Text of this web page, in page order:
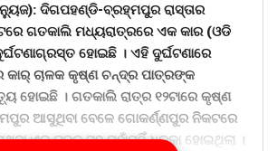
ଦିଗପହଣ୍ଡି-ବ୍ରହ୍ମପୁର ରାସ୍ତାର
ଗତକାଲି ମଧ୍ୟରାତ୍ରରେ ଏକ କାର (ଓଡି
ହୋଇଛି । ଏହି ଦୁର୍ଘଟଣାରେ
କାର୍ ଚାଳକ କୃଷ୍ଣ ଚନ୍ଦ୍ର ପାତ୍ରଙ୍କ
ହୋଇଛି । ଗତକାଲି ରାତ୍ର ୧୨ଟାରେ କୃଷ୍ଣ
ଆସୁଥିବା ବେଳେ ଗୋକର୍ଣ୍ଣପୁର ନିକଟରେ
ଏକ ଟ୍ରକ ସହ ମୁହାଁମୁହିଁ ଧକ୍କା ହୋଇଥିଲା ।